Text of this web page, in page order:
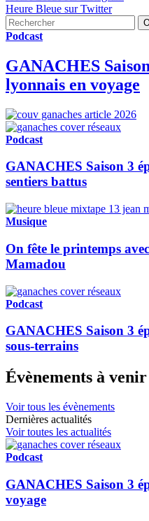
Heure Bleue sur Twitter
Podcast
GANACHES
lyonnais en voyage
Podcast
GANACHES Saison 3
sentiers battus
Musique
On fête le printemps
Mamadou
Podcast
GANACHES Saison 3
sous-terrains
Évènements à venir
Voir tous les évènements
Dernières actualités
Voir toutes les actualités
Podcast
GANACHES Saison 3
voyage